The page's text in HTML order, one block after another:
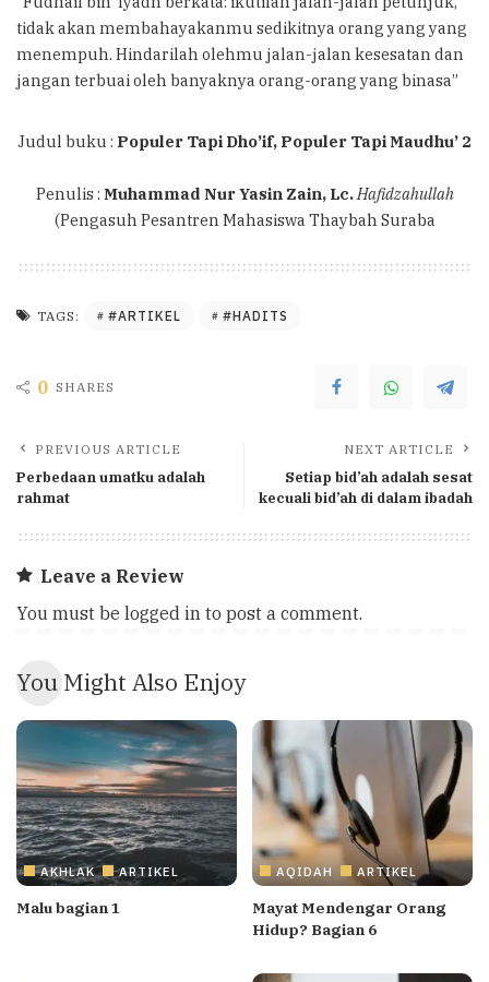
tidak akan membahayakanmu sedikitnya orang yang yang
menempuh. Hindarilah olehmu jalan-jalan kesesatan dan
jangan terbuai oleh banyaknya orang-orang yang binasa”
Judul buku : Populer Tapi Dho’if, Populer Tapi Maudhu’ 2
Penulis : Muhammad Nur Yasin Zain, Lc.Hafidzahullah
(Pengasuh Pesantren Mahasiswa Thaybah Suraba
TAGS: #ARTIKEL #HADITS
0 SHARES
PREVIOUS ARTICLE
Perbedaan umatku adalah
rahmat
NEXT ARTICLE
Setiap bid’ah adalah sesat
kecuali bid’ah di dalam ibadah
Leave a Review
You must be logged in to post a comment.
You Might Also Enjoy
AKHLAK ARTIKEL
Malu bagian 1
AQIDAH ARTIKEL
Mayat Mendengar Orang
Hidup? Bagian 6